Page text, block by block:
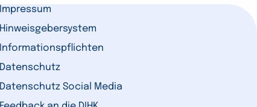
Impressum
Hinweisgebersystem
Informationspflichten
Datenschutz
Datenschutz Social Media